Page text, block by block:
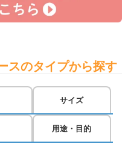
スのタイプから探す
サイズ
用途・目的